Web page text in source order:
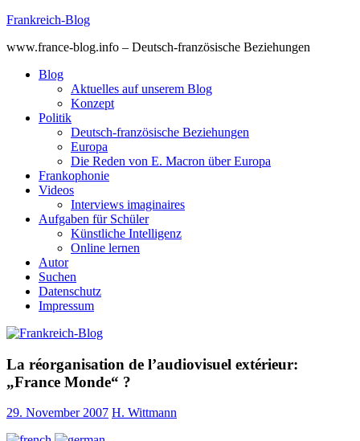
Skip
content
Frankreich-Blog
www.france-blog.info – Deutsch-französische Beziehungen
Blog
Aktuelles auf unserem Blog
Konzept
Politik
Deutsch-französische Beziehungen
Europa
Die Reden von E. Macron über Europa
Frankophonie
Videos
Interviews imaginaires
Aufgaben für Schüler
Künstliche Intelligenz
Online lernen
Autor
Suchen
Datenschutz
Impressum
La réorganisation de l’audiovisuel extérieur:
„France Monde“ ?
29. November 2007 H. Wittmann